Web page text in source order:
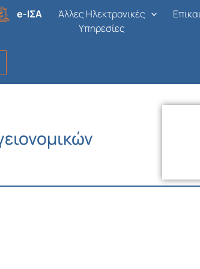
e-ΙΣΑ
Άλλες Ηλεκτρονικές
Υπηρεσίες